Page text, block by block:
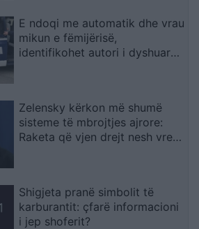
E ndoqi me automatik dhe vrau
mikun e fëmijërisë,
identifikohet autori i dyshuar
Zelensky kërkon më shumë
sisteme të mbrojtjes ajrore:
Raketa që vjen drejt nesh vret
Shigjeta pranë simbolit të
karburantit: çfarë informacioni
i jep shoferit?